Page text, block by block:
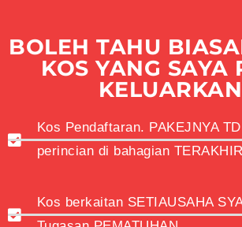
BOLEH TAHU
KOS YANG SAYA
Kos Pendaftaran. PAKEJNYA
perincian di bahagian
Kos berkaitan SETIAUSAHA